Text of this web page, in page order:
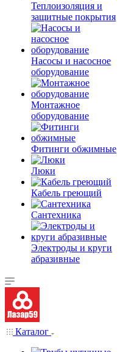
Теплоизоляция и
защитные покрытия
Насосы и насосное
оборудование
Монтажное
оборудование
Фитинги обжимные
Люки
Кабель греющий
Сантехника
Электроды и круги
абразивные
Каталог